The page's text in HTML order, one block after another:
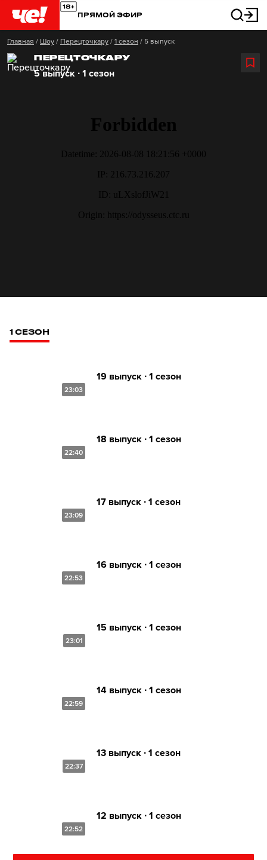
ПРЯМОЙ ЭФИР
Главная / Шоу / Перецточкару / 1 сезон / 5 выпуск
ПЕРЕЦТОЧКАРУ
5 выпуск ∙ 1 сезон
1 СЕЗОН
23:03
19 выпуск ∙ 1 сезон
22:40
18 выпуск ∙ 1 сезон
23:09
17 выпуск ∙ 1 сезон
22:53
16 выпуск ∙ 1 сезон
23:01
15 выпуск ∙ 1 сезон
22:59
14 выпуск ∙ 1 сезон
22:37
13 выпуск ∙ 1 сезон
22:52
12 выпуск ∙ 1 сезон